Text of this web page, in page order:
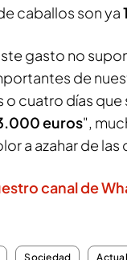
caballos son ya
gasto no
de
o cuatro días
euros",
a azahar de las
canal de
Sociedad